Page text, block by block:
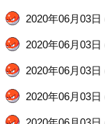
2020年06月03
2020年06月03
2020年06月03
2020年06月03